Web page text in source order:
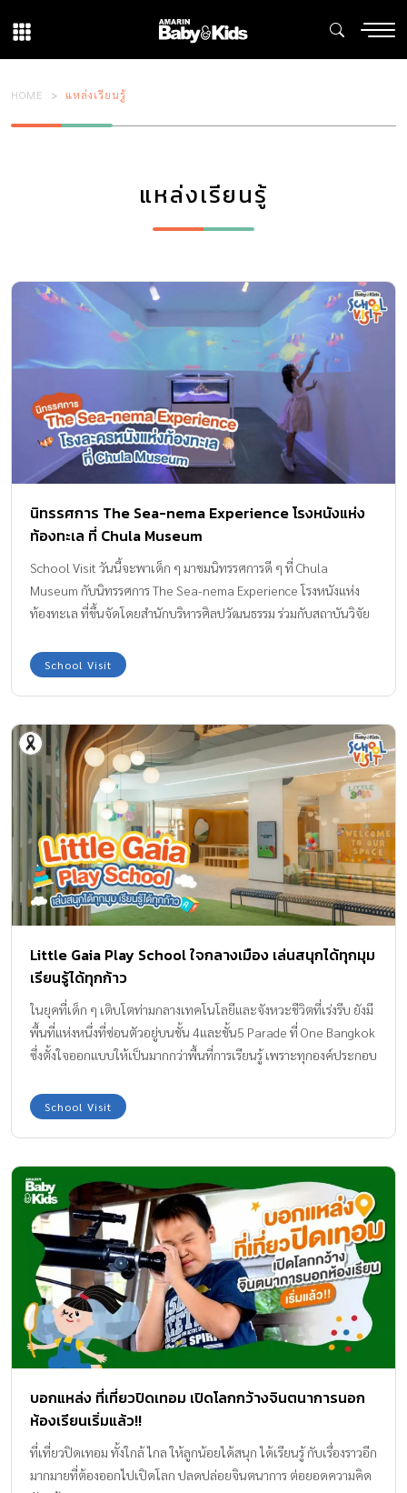
HOME แหล่งเรียนรู้
แหล่งเรียนรู้
นิทรรศการ The Sea-nema Experience โรงหนังแห่ง
ท้องทะเล ที่ Chula Museum
School Visit วันนี้จะพาเด็ก ๆ มาชมนิทรรศการดี ๆ ที่ Chula
Museum กับนิทรรศการ The Sea-nema Experience โรงหนังแห่ง
ท้องทะเล ที่ขึ้นจัดโดยสำนักบริหารศิลปวัฒนธรรม ร่วมกับสถาบันวิจัย
คณะศิลปกรรมศาสตร์ จุฬาลงกรณ์มหาวิทยาลัย กับภายใต้แนวคิด
“ทะเลคือโรงภาพยนตร์” ที่เปรียบทะเลเป็นเสมือนฉากละครฉากหนึ่ง
ค่ะ นิทรรศการ โรงหนังแห่งท้องทะเล Chula Museum ยังคงคอนเซ
ปต์หลักในการผสานองค์ความรู้ทางวิทยาศาสตร์เข้ากับศิลปะ เพื่อเล่า
เรื่องราวของทะเลและปัญหาสิ่งแวดล้อมทางทะเลในปัจจุบัน อาทิ
ปะการังฟอกขาว ภาวะทะเลร้อน ขยะและมลพิษทางทะเลอันเกิดจาก
การกระทำของมนุษย์ โดยนำเสนอข้อมูลในรูปแบบที่เข้าใจง่าย เหมาะ
สำหรับเด็ก ๆ และประชาชนทั่วไป ART ZONE สนุกกันตั้งแต่ทางเข้า มา
เพลิดเพลินกับงานศิลปะที่เกี่ยวกับท้องทะเล สีสันสดใส น่ารักและ
สะดุดตา นอกจากนี้ยังมีกระบะทรายเล็ก ๆ ให้เด็ก ๆ ได้เล่นและสร้าง
ประสบการณ์ก่อนเข้าไปเรียนรู้เนื้อหาภายในนิทรรศการอีกด้วย ไฮไลต์
ภายในโรงหนังแห่งท้องทะเล Chula Museum ระบบนิเวศทางทะเล
ชวนเด็ก ๆ มาทำความรู้จักทะเลและความสำคัญของทะเลที่มีต่อมนุษย์
และโลกใบนี้ […]
School Visit
Little Gaia Play School ใจกลางเมือง เล่นสนุกได้ทุกมุม
เรียนรู้ได้ทุกก้าว
ในยุคที่เด็ก ๆ เติบโตท่ามกลางเทคโนโลยีและจังหวะชีวิตที่เร่งรีบ ยังมี
พื้นที่แห่งหนึ่งที่ซ่อนตัวอยู่บนชั้น 4และชั้น5 Parade ที่ One Bangkok
ซึ่งตั้งใจออกแบบให้เป็นมากกว่าพื้นที่การเรียนรู้ เพราะทุกองค์ประกอบ
เน้นการพัฒนาเด็กแบบองค์รวม ทั้งด้านร่างกาย อารมณ์ สังคม และ
ความคิดสร้างสรรค์ แหล่งเรียนรู้และโรงเรียนที่เต็มไปด้วยเสียงหัวเราะ
Space เชิงสร้างสรรค์ เหมาะกับคุณพ่อคุณแม่ที่กำลังมองหาพื้นที่ที่
ปลอดภัย ให้พวกเขาได้เล่นอย่างอิสระ ได้ใช้พลัง และได้เรียนรู้สิ่ง
ใหม่ๆ ผ่านประสบการณ์ตรง รวมถึงได้ใช้เวลาคุณภาพร่วมกันกับ
ครอบครัวในบรรยากาศดีๆ ใจกลางกรุงเทพฯ ที่นี่เรียกได้ว่าเป็นหนึ่งใน
สถานที่ที่ตอบโจทย์ความต้องการของครอบครัวได้อย่างสมบูรณ์แบบ
“Little Gaia Play School” คือคำตอบที่อยากชวนให้มาสัมผัสด้วยตัว
เอง เพราะที่นี่ตั้งใจให้เป็น Kid Space เชิงพัฒนาการ (Play-based
Learning Space) ที่ออกแบบมาอย่างเข้าใจธรรมชาติของเด็กวัย 2 […]
School Visit
บอกแหล่ง ที่เที่ยวปิดเทอม เปิดโลกกว้างจินตนาการนอก
ห้องเรียนเริ่มแล้ว!!
ที่เที่ยวปิดเทอม ทั้งใกล้ ไกล ให้ลูกน้อยได้สนุก ได้เรียนรู้ กับเรื่องราวอีก
มากมายที่ต้องออกไปเปิดโลก ปลดปล่อยจินตนาการ ต่อยอดความคิด